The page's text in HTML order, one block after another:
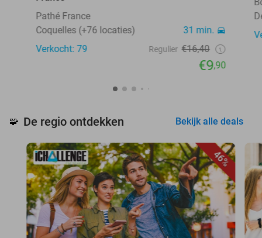
Pathé France
Coquelles (+76 locaties)
31 min.
Verkocht: 79
Regulier €16,40
€9,90
🧩 De regio ontdekken Bekijk alle deals
46%